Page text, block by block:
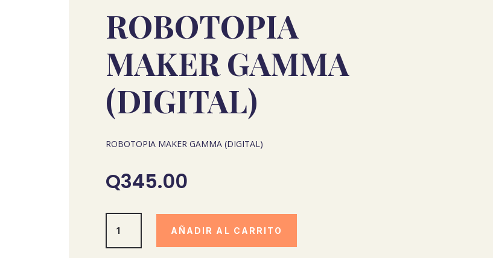
ROBOTOPIA
MAKER GAMMA
(DIGITAL)
ROBOTOPIA MAKER GAMMA (DIGITAL)
Q345.00
MAKER
GAMMA
AÑADIR AL CARRITO